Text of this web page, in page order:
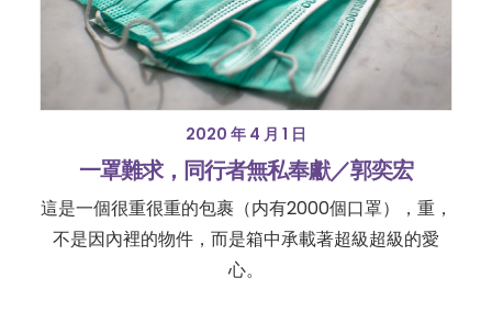
2020 年 4 月 1 日
一罩難求，同行者無私奉獻／郭奕宏
這是一個很重很重的包裹（内有2000個口罩），重，
不是因內裡的物件，而是箱中承載著超級超級的愛
心。